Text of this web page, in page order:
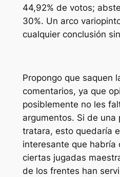
44,92% de votos;
30%. Un arco
cualquier conclusión
Propongo que saquen
comentarios, ya que
posiblemente no les
argumentos. Si de
tratara, esto quedaría
interesante que habría
ciertas jugadas
de los frentes han